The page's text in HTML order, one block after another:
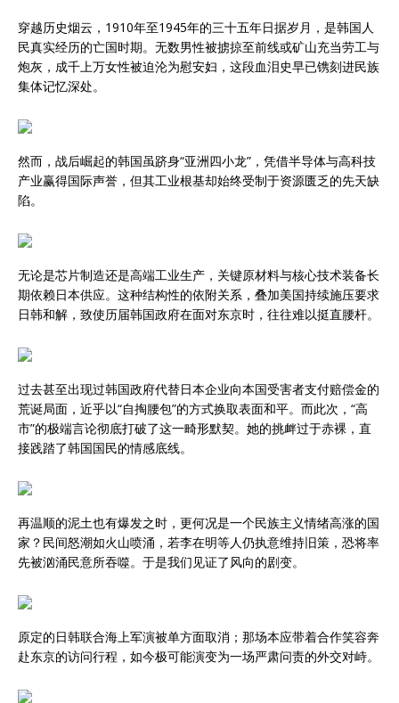
穿越历史烟云，1910年至1945年的三十五年日据岁月，是韩国人
民真实经历的亡国时期。无数男性被掳掠至前线或矿山充当劳工与
炮灰，成千上万女性被迫沦为慰安妇，这段血泪史早已镌刻进民族
集体记忆深处。
然而，战后崛起的韩国虽跻身“亚洲四小龙”，凭借半导体与高科技
产业赢得国际声誉，但其工业根基却始终受制于资源匮乏的先天缺
陷。
无论是芯片制造还是高端工业生产，关键原材料与核心技术装备长
期依赖日本供应。这种结构性的依附关系，叠加美国持续施压要求
日韩和解，致使历届韩国政府在面对东京时，往往难以挺直腰杆。
过去甚至出现过韩国政府代替日本企业向本国受害者支付赔偿金的
荒诞局面，近乎以“自掏腰包”的方式换取表面和平。而此次，“高
市”的极端言论彻底打破了这一畸形默契。她的挑衅过于赤裸，直
接践踏了韩国国民的情感底线。
再温顺的泥土也有爆发之时，更何况是一个民族主义情绪高涨的国
家？民间怒潮如火山喷涌，若李在明等人仍执意维持旧策，恐将率
先被汹涌民意所吞噬。于是我们见证了风向的剧变。
原定的日韩联合海上军演被单方面取消；那场本应带着合作笑容奔
赴东京的访问行程，如今极可能演变为一场严肃问责的外交对峙。